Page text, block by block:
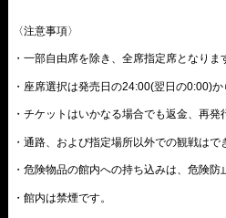
〈注意事項〉
・一部自由席を除き、全席指定席となりま
・座席選択は発売日の24:00(翌日の0:00)か
・チケットはいかなる場合でも返金、再発
・通路、および指定場所以外での観戦はで
・危険物品の館内への持ち込みは、危険防
・館内は禁煙です。